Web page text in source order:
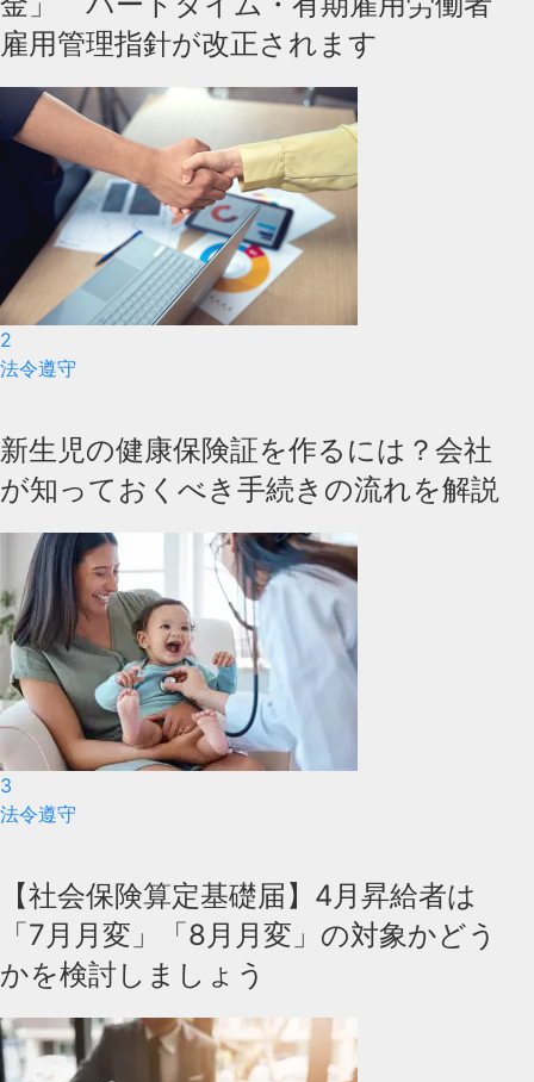
雇用管理指針が改正されます
2
法令遵守
新生児の健康保険証を作るには？会社
が知っておくべき手続きの流れを解説
3
法令遵守
【社会保険算定基礎届】4月昇給者は
「7月月変」「8月月変」の対象かどう
かを検討しましょう